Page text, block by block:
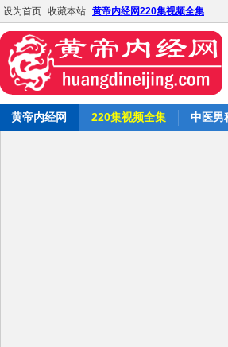
设为首页 收藏本站 黄帝内经网220集视频全集
黄帝内经网 220集视频全集 中医男